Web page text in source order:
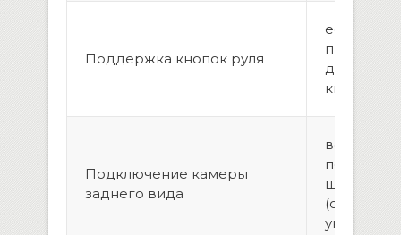
Поддержка кнопок руля
есть,
до 3-х
кнопку
Подключение камеры
заднего вида
возможно
штатной